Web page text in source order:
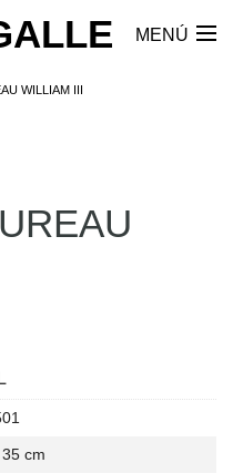
MENÚ
WILLIAM III
cm